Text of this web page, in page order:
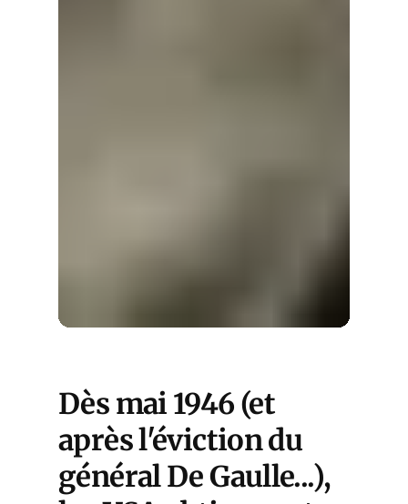
Dès mai 1946 (et
après l'éviction du
général De Gaulle...),